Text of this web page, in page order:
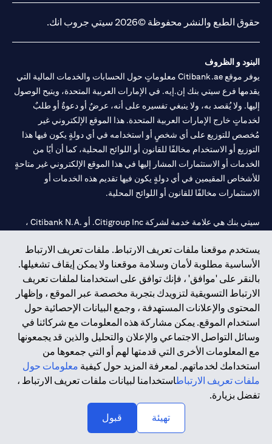
يستخدم موقعنا ملفات تعريف الارتباط. ملفات تعريف الارتباط
الأساسية مطلوبة لأمان وسلامة موقعنا ولا يمكن إيقاف تشغيلها.
بالنقر على 'موافق' ، فإنك توافق على استخدامنا لملفات تعريف
الارتباط التسويقية لتزويدك بتجربة مخصصة عبر الموقع ، وإظهار
المحتوى والإعلانات المستهدفة ، وجمع البيانات الإحصائية حول
استخدام الموقع. يمكن مشاركة هذه المعلومات مع شركائنا في
وسائل التواصل الاجتماعي والإعلان والتحليل والذين قد يجمعونها
مع المعلومات الأخرى التي قدمتها لهم أو التي جمعوها من
استخدامك لخدماتهم. لمعرفة المزيد حول كيفية معلومات حول
ملفات تعريف الارتباطاستخدامنا لبيانات ملفات تعريف الارتباط ،
تفضل بزيارة.
تهيئة
قبول
حقوق الطبع والنشر محفوظة ©2026 سيتي جروب انك.
البنود و الظروف
يوفر موقع Citibank.ae معلوماتٍ حول الحسابات والخدمات المالية التي
يقدمها فرع سيتي بنك إن.إيه. في الإمارات العربية المتحدة، ويتيح الوصول
إليها. ولا يُقصد به، ولا ينبغي تفسيره على أنه، عرضٌ أو دعوةٌ أو طلبٌ
لخدماتٍ خارج الإمارات العربية المتحدة. هذا الموقع الإلكتروني غير
مُخصص للتوزيع على أي شخصٍ أو استخدامه في أي دولةٍ يكون فيها هذا
التوزيع أو الاستخدام مخالفًا للقانون أو اللوائح المحلية، كما أن أيًا من
الخدمات أو الاستثمارات المشار إليها في هذا الموقع الإلكتروني غير متاحةٍ
للأشخاص المقيمين في أي دولةٍ يكون فيها تقديم هذه الخدمات أو
الاستثمارات مخالفًا للقانون أو اللوائح المحلية.
سيتي بنك هي علامة خدمة لشركة Citigroup Inc. أو .Citibank N.A ،
سيتي بنك إن. إيه. الإمارات مسجل لدى مصرف الإمارات المركزي تحت
أرقام التراخيص 202563 لفرع الوصل في دبي، 531989 لفرع مول
الإمارات في دبي، و CN-1002019 لفرع أبوظبي. هاتف: 4000 311 04.
فرع سيتي بنك إن إيه - الإمارات العربية المتحدة مرخص من مصرف
الإمارات العربية المتحدة المركزي كفرع لبنك أجنبي.
سيتي بنك إن إيه الإمارات العربية المتحدة مرخص من هيئة الأوراق المالية
والسلع في الإمارات العربية المتحدة ("SCA") للقيام بالنشاط المالي لـ أ)
الاستشارات المالية والتعريف والترويج بموجب ترخيص رقم
20200000097 ب) وسيط تداول في الأسواق الدولية بموجب ترخيص
حقوق الطبع والنشر محفوظة ©2026 سيتي جروب انك.